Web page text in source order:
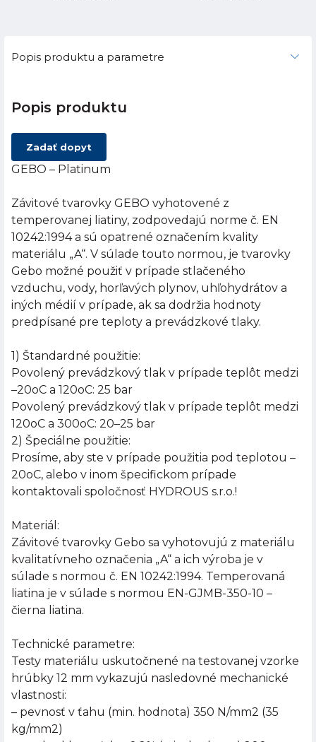
Popis produktu a parametre
Popis produktu
Zadať dopyt
GEBO – Platinum
Závitové tvarovky GEBO vyhotovené z
temperovanej liatiny, zodpovedajú norme č. EN
10242:1994 a sú opatrené označením kvality
materiálu „A“. V súlade touto normou, je tvarovky
Gebo možné použiť v prípade stlačeného
vzduchu, vody, horľavých plynov, uhľohydrátov a
iných médií v prípade, ak sa dodržia hodnoty
predpísané pre teploty a prevádzkové tlaky.
1) Štandardné použitie:
Povolený prevádzkový tlak v prípade teplôt medzi
–20oC a 120oC: 25 bar
Povolený prevádzkový tlak v prípade teplôt medzi
120oC a 300oC: 20–25 bar
2) Špeciálne použitie:
Prosíme, aby ste v prípade použitia pod teplotou –
20oC, alebo v inom špecifickom prípade
kontaktovali spoločnosť HYDROUS s.r.o.!
Materiál:
Závitové tvarovky Gebo sa vyhotovujú z materiálu
kvalitatívneho označenia „A“ a ich výroba je v
súlade s normou č. EN 10242:1994. Temperovaná
liatina je v súlade s normou EN-GJMB-350-10 –
čierna liatina.
Technické parametre:
Testy materiálu uskutočnené na testovanej vzorke
hrúbky 12 mm vykazujú nasledovné mechanické
vlastnosti:
– pevnosť v ťahu (min. hodnota) 350 N/mm2 (35
kg/mm2)